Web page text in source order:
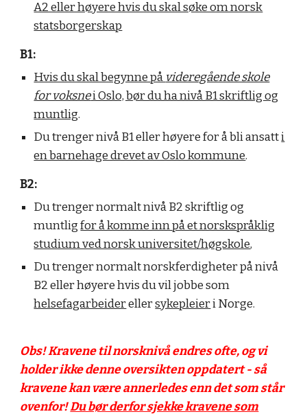
A2 eller høyere hvis du skal søke om norsk
statsborgerskap
B1:
Hvis du skal begynne på videregående skole
for voksnei Oslo, bør du ha nivå B1 skriftlig og
muntlig.
Du trenger nivå B1 eller høyere for å bli ansatti
en barnehage drevet av Oslo kommune.
B2:
Du trenger normalt nivå B2 skriftlig og
muntligfor å komme inn på et norskspråklig
studium ved norsk universitet/høgskole,
Du trenger normalt norskferdigheter på nivå
B2 eller høyere hvis du vil jobbe som
helsefagarbeiderellersykepleieri Norge.
Obs! Kravene til norsknivå endres ofte, og vi
holder ikke denne oversikten oppdatert - så
kravene kan være annerledes enn det som står
ovenfor!Du bør derfor sjekke kravene som